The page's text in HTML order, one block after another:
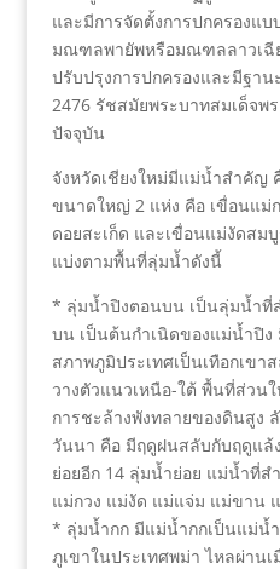
และมีการจัดตั้งการปกครองแ
มณฑลพายัพหรือมณฑลลาวเฉีย
ปรับปรุงการปกครองและมีฐา
2476 รัชสมัยพระบาทสมเด็จพ
ปัจจุบัน
จังหวัดเชียงใหม่มีแม่น้ำสำคัญ
ขนาดใหญ่ 2 แห่ง คือ เขื่อนแม่
ดอยสะเก็ด และเขื่อนแม่งัดสม
แบ่งตามพื้นที่ลุ่มน้ำดังนี้
* ลุ่มน้ำปิงตอนบน เป็นลุ่มน้ำที่
บน เป็นต้นกำเนิดของแม่น้ำปิง
สภาพภูมิประเทศเป็นเทือกเข
วางตัวแนวเหนือ-ใต้ พื้นที่ส่วน
การชะล้างพังทลายของดินสูง
วันนา คือ มีฤดูฝนสลับกับฤดูแล้
ย่อยอีก 14 ลุ่มน้ำย่อย แม่น้ำที่
แม่กวง แม่งัด แม่แจ่ม แม่ขาน
* ลุ่มน้ำกก มีแม่น้ำกกเป็นแม่น้
ภูเขาในประเทศพม่า ไหลผ่านเ